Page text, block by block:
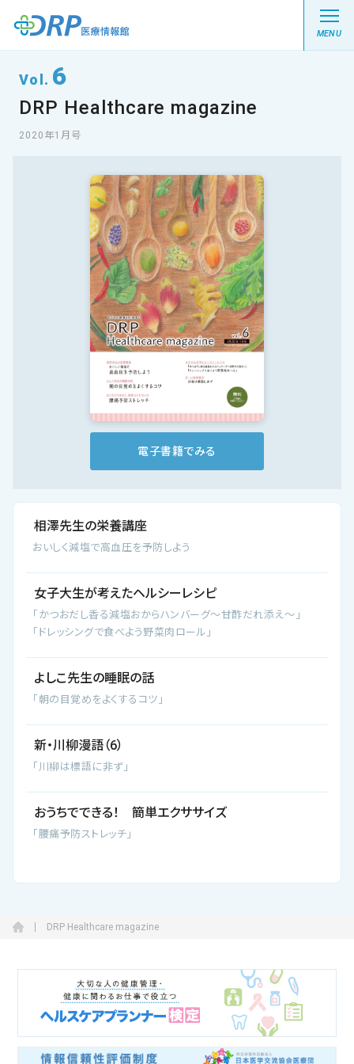
MENU
最新の注目記事
栄養健康レシピ
医療系学生記事
健康川柳
DRP医療情報館とは?
お問い合わせ
Vol. 6
DRP Healthcare magazine
2020年1月号
電子書籍でみる
相澤先生の栄養講座
おいしく減塩で高血圧を予防しよう
女子大生が考えたヘルシーレシピ
「かつおだし香る減塩おからハンバーグ～甘酢だれ添え～」
「ドレッシングで食べよう野菜肉ロール」
よしこ先生の睡眠の話
「朝の目覚めをよくするコツ」
新・川柳漫語（6）
「川柳は標語に非ず」
おうちでできる！ 簡単エクササイズ
「腰痛予防ストレッチ」
DRP Healthcare magazine